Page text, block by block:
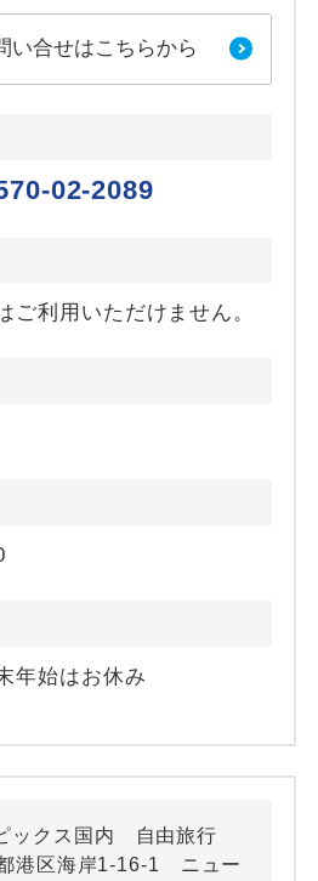
い合せはこちらから
02-2089
ご利用いただけません。
年始はお休み
ックス国内 自由旅行
港区海岸1-16-1 ニュー